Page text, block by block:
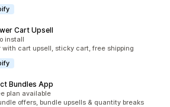
Cart Upsell
install
cart upsell, sticky cart, free shipping
Bundles App
plan available
offers, bundle upsells & quantity breaks